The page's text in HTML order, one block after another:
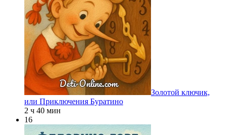
Золотой ключик,
или Приключения Буратино
2 ч 40 мин
16